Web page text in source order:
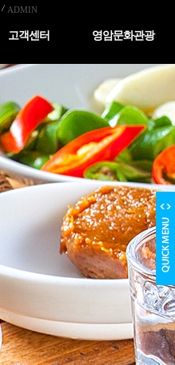
ADMIN
고객센터 영암문화관광